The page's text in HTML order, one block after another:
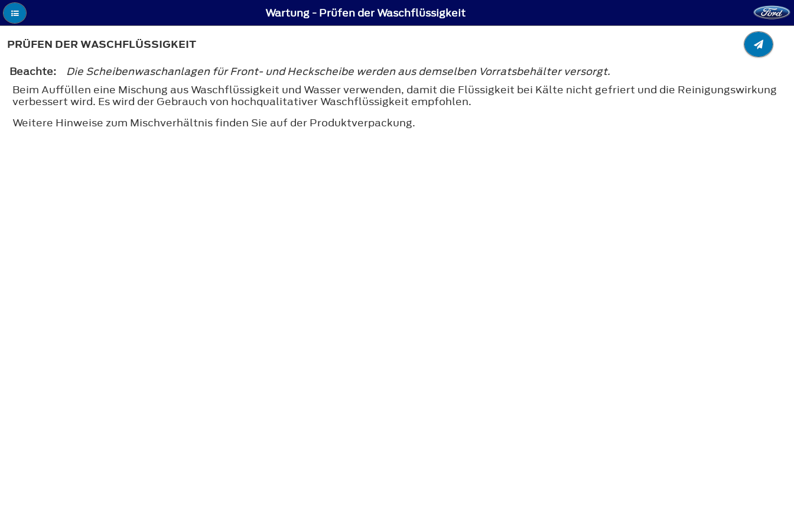
Wartung - Prüfen der Waschflüssigkeit
PRÜFEN DER WASCHFLÜSSIGKEIT
Beachte:
Die Scheibenwaschanlagen für Front- und Heckscheibe werden aus demselben Vorratsbehälter versorgt.
Beim Auffüllen eine Mischung aus Waschflüssigkeit und Wasser verwenden, damit die Flüssigkeit bei Kälte nicht gefriert und die Reinigungswirkung
verbessert wird. Es wird der Gebrauch von hochqualitativer Waschflüssigkeit empfohlen.
Weitere Hinweise zum Mischverhältnis finden Sie auf der Produktverpackung.